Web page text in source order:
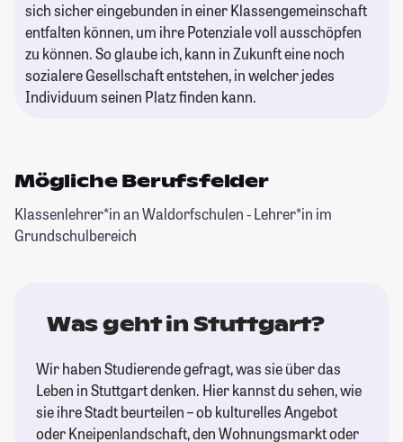
sich sicher eingebunden in einer Klassengemeinschaft
entfalten können, um ihre Potenziale voll ausschöpfen
zu können. So glaube ich, kann in Zukunft eine noch
sozialere Gesellschaft entstehen, in welcher jedes
Individuum seinen Platz finden kann.
Mögliche Berufsfelder
Klassenlehrer*in an Waldorfschulen - Lehrer*in im
Grundschulbereich
Was geht in Stuttgart?
Wir haben Studierende gefragt, was sie über das
Leben in Stuttgart denken. Hier kannst du sehen, wie
sie ihre Stadt beurteilen – ob kulturelles Angebot
oder Kneipenlandschaft, den Wohnungsmarkt oder